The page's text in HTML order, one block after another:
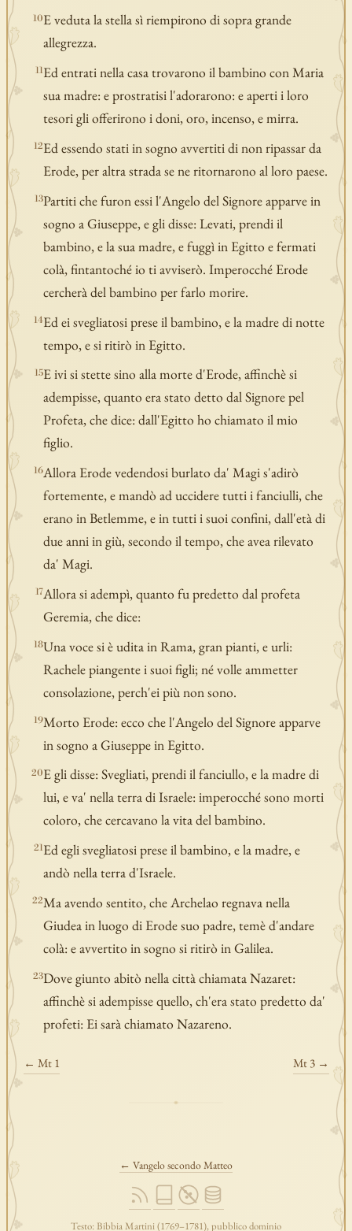
10E veduta la stella sì riempirono di sopra grande
allegrezza.
11Ed entrati nella casa trovarono il bambino con Maria
sua madre: e prostratisi l'adorarono: e aperti i loro
tesori gli offerirono i doni, oro, incenso, e mirra.
12Ed essendo stati in sogno avvertiti di non ripassar da
Erode, per altra strada se ne ritornarono al loro paese.
13Partiti che furon essi l'Angelo del Signore apparve in
sogno a Giuseppe, e gli disse: Levati, prendi il
bambino, e la sua madre, e fuggì in Egitto e fermati
colà, fintantoché io ti avviserò. Imperocché Erode
cercherà del bambino per farlo morire.
14Ed ei svegliatosi prese il bambino, e la madre di notte
tempo, e si ritirò in Egitto.
15E ivi si stette sino alla morte d'Erode, affinchè si
adempisse, quanto era stato detto dal Signore pel
Profeta, che dice: dall'Egitto ho chiamato il mio
figlio.
16Allora Erode vedendosi burlato da' Magi s'adirò
fortemente, e mandò ad uccidere tutti i fanciulli, che
erano in Betlemme, e in tutti i suoi confini, dall'età di
due anni in giù, secondo il tempo, che avea rilevato
da' Magi.
17Allora si adempì, quanto fu predetto dal profeta
Geremia, che dice:
18Una voce si è udita in Rama, gran pianti, e urli:
Rachele piangente i suoi figli; né volle ammetter
consolazione, perch'ei più non sono.
19Morto Erode: ecco che l'Angelo del Signore apparve
in sogno a Giuseppe in Egitto.
20E gli disse: Svegliati, prendi il fanciullo, e la madre di
lui, e va' nella terra di Israele: imperocché sono morti
coloro, che cercavano la vita del bambino.
21Ed egli svegliatosi prese il bambino, e la madre, e
andò nella terra d'Israele.
22Ma avendo sentito, che Archelao regnava nella
Giudea in luogo di Erode suo padre, temè d'andare
colà: e avvertito in sogno si ritirò in Galilea.
23Dove giunto abitò nella città chiamata Nazaret:
affinchè si adempisse quello, ch'era stato predetto da'
profeti: Ei sarà chiamato Nazareno.
← Mt 1 Mt 3 →
← Vangelo secondo Matteo
Testo: Bibbia Martini (1769–1781), pubblico dominio